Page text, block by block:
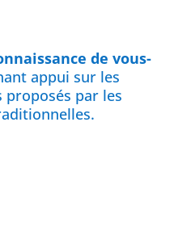
de vous-
appui sur les
proposés par les